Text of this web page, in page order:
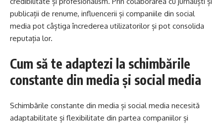
publicații de renume, influencerii și companiile din social
media pot câștiga încrederea utilizatorilor și pot consolida
reputația lor.
Cum să te adaptezi la schimbările
constante din media și social media
Schimbările constante din media și social media necesită
adaptabilitate și flexibilitate din partea companiilor și